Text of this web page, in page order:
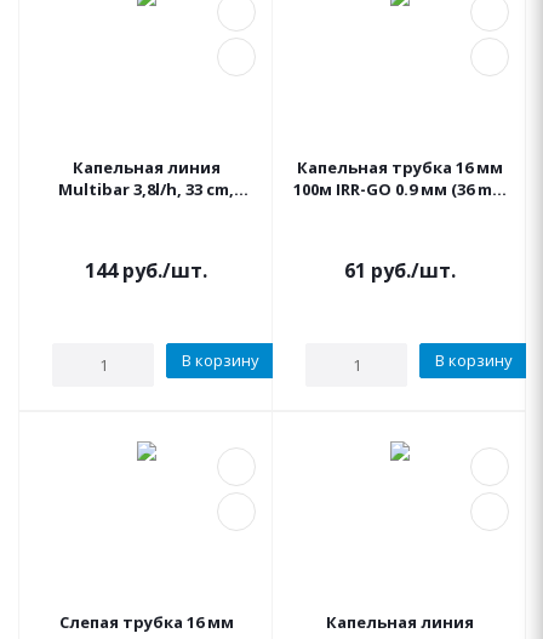
Капельная линия
Multibar 3,8l/h, 33 cm,
144руб./шт.
В корзину
Капельная трубка 16 мм
100м IRR-GO 0.9 мм (36 mil)
61 руб./шт.
В корзину
Слепая трубка 16 мм
Капельная линия